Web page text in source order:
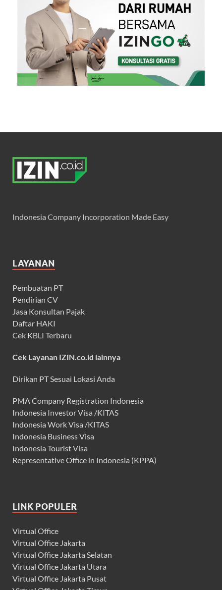
Indonesia Company Incorporation Made Easy
LAYANAN
Pembuatan PT
Pendirian CV
Jasa Konsultan Pajak
Daftar HAKI
Cek KBLI Terbaru
Cek Layanan IZIN.co.id lainnya
Dirikan PT Sesuai Lokasi Anda
PMA Company Registration Indonesia
Indonesia Investor Visa /KITAS
Indonesia Work Visa /KITAS
Indonesia Business Visa
Indonesia Tourist Visa
Representative Office in Indonesia (KPPA)
LINK POPULER
Virtual Office
Virtual Office Jakarta
Virtual Office Jakarta Selatan
Virtual Office Jakarta Utara
Virtual Office Jakarta Pusat